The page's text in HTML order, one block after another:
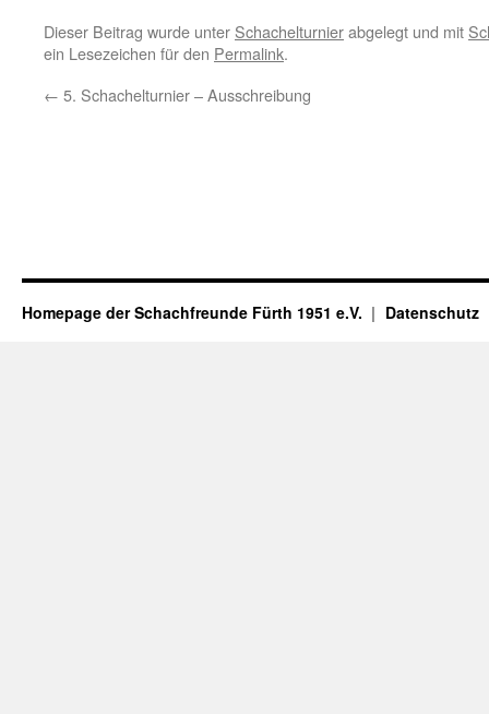
Dieser Beitrag wurde unter Schachelturnierabgelegt und mit
ein Lesezeichen für den Permalink.
← 5. Schachelturnier – Ausschreibung
Homepage der Schachfreunde Fürth 1951 e.V. Datenschutz